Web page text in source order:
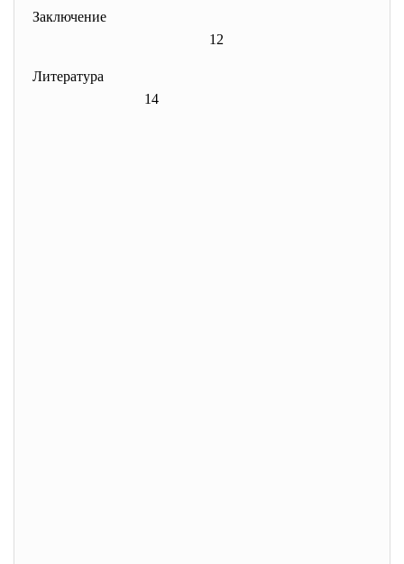
Заключение
12
Литература
14